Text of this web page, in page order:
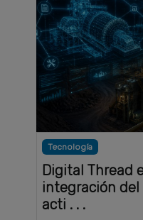
Tecnología
Digital Thread
integración del
acti . . .